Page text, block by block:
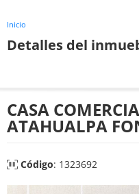
Inicio
Detalles del
CASA
ATAHUALPA
Código: 1323692